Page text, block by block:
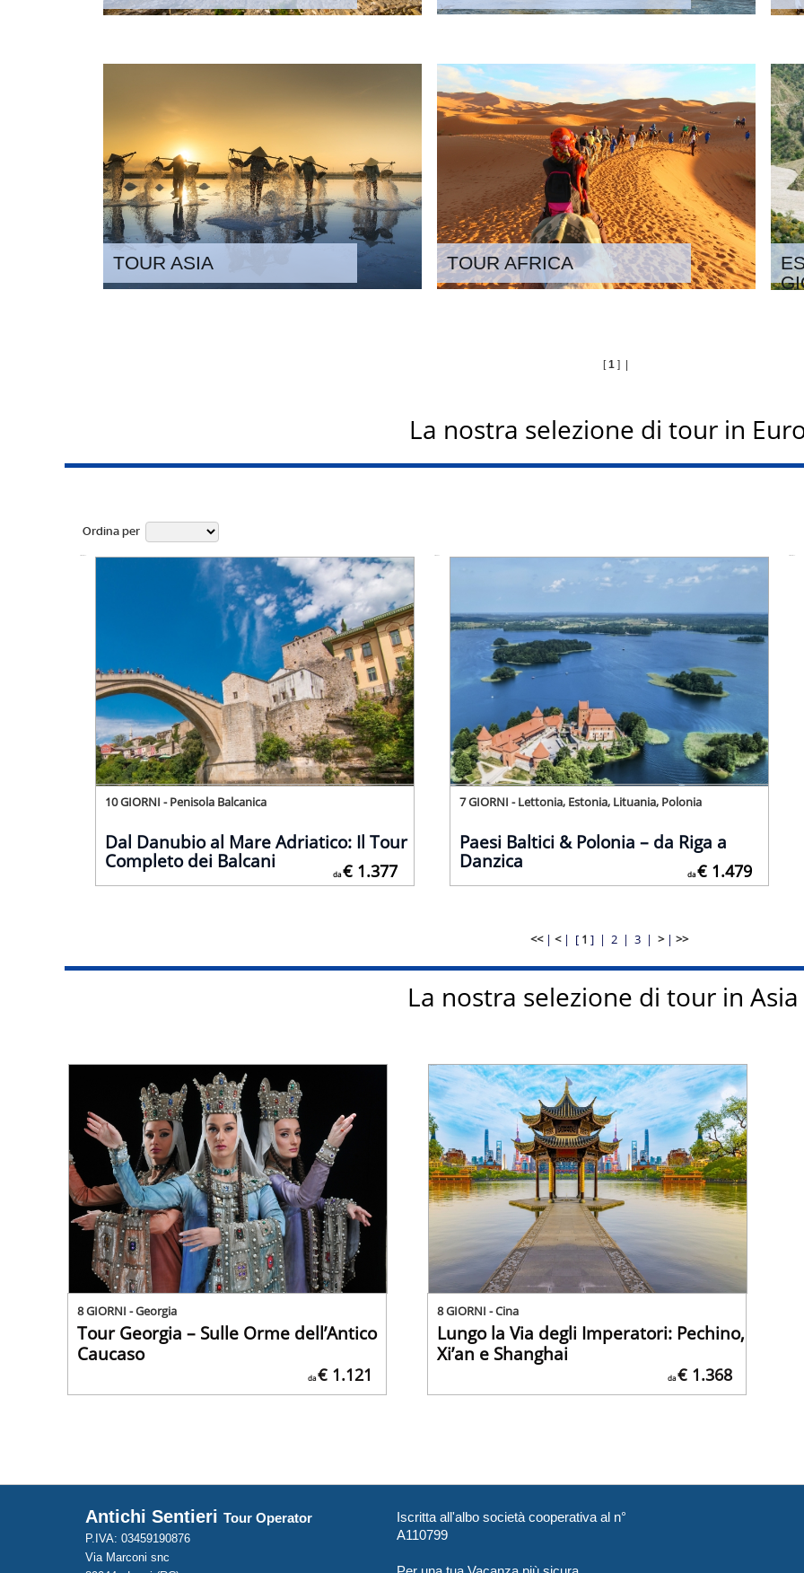
La nostra selezione di tour in
La nostra selezione di tour in Asia
TOUR ASIA TOUR AFRICA
[1 ] |
Tour Georgia – Sulle Orme dell’Antico
Caucaso
8 GIORNI - Georgia
da€ 1.121
Lungo la Via degli Imperatori: Pechino,
Xi’an e Shanghai
8 GIORNI - Cina
da€ 1.368
Ordina per
Dal Danubio al Mare Adriatico: Il Tour
Completo dei Balcani
10 GIORNI - Penisola Balcanica
da€ 1.377
Paesi Baltici & Polonia – da Riga a
Danzica
7 GIORNI - Lettonia, Estonia, Lituania, Polonia
da€ 1.479
<<| < | [ 1 ] | 2 | 3 | > | >>
Antichi Sentieri Tour Operator
P.IVA: 03459190876
Via Marconi snc
Iscritta all'albo società cooperativa al n°
A110799